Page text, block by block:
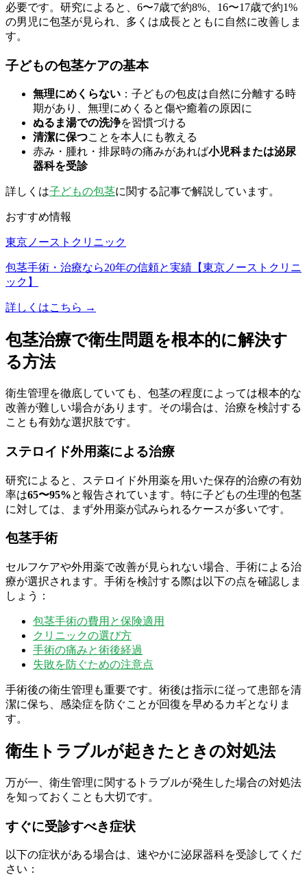
必要です。研究によると、6〜7歳で約8%、16〜17歳で約1%
の男児に包茎が見られ、多くは成長とともに自然に改善しま
す。
子どもの包茎ケアの基本
無理にめくらない ：子どもの包皮は自然に分離する時
期があり、無理にめくると傷や癒着の原因に
ぬるま湯での洗浄を習慣づける
清潔に保つことを本人にも教える
赤み・腫れ・排尿時の痛みがあれば小児科または泌尿
器科を受診
詳しくは子どもの包茎に関する記事で解説しています。
おすすめ情報
東京ノーストクリニック
包茎手術・治療なら20年の信頼と実績【東京ノーストクリニ
ック】
詳しくはこちら →
包茎治療で衛生問題を根本的に解決す
る方法
衛生管理を徹底していても、包茎の程度によっては根本的な
改善が難しい場合があります。その場合は、治療を検討する
ことも有効な選択肢です。
ステロイド外用薬による治療
研究によると、ステロイド外用薬を用いた保存的治療の有効
率は65〜95%と報告されています。特に子どもの生理的包茎
に対しては、まず外用薬が試みられるケースが多いです。
包茎手術
セルフケアや外用薬で改善が見られない場合、手術による治
療が選択されます。手術を検討する際は以下の点を確認しま
しょう：
包茎手術の費用と保険適用
クリニックの選び方
手術の痛みと術後経過
失敗を防ぐための注意点
手術後の衛生管理も重要です。術後は指示に従って患部を清
潔に保ち、感染症を防ぐことが回復を早めるカギとなりま
す。
衛生トラブルが起きたときの対処法
万が一、衛生管理に関するトラブルが発生した場合の対処法
を知っておくことも大切です。
すぐに受診すべき症状
以下の症状がある場合は、速やかに泌尿器科を受診してくだ
さい：